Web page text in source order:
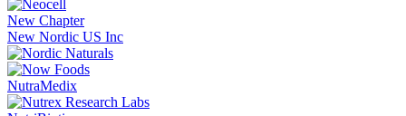
New Chapter
New Nordic US Inc
NutraMedix